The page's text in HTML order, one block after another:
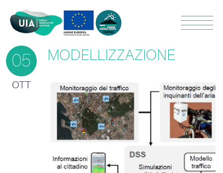
05
OTT
MODELLIZZAZIONE